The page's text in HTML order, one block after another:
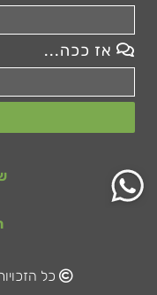
אז ככה...
כל